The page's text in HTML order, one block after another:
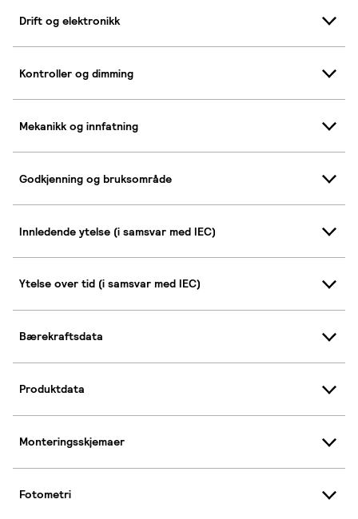
Drift og elektronikk
Kontroller og dimming
Mekanikk og innfatning
Godkjenning og bruksområde
Innledende ytelse (i samsvar med IEC)
Ytelse over tid (i samsvar med IEC)
Bærekraftsdata
Produktdata
Monteringsskjemaer
Fotometri